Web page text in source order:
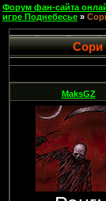
Форум фан-сайта
игре Поднебесье »
Сори
MaksGZ